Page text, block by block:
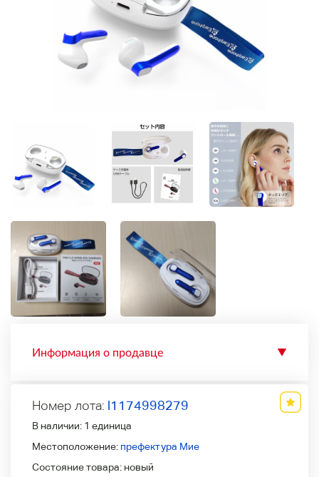
Информация о продавце ▼
Номер лота: l1174998279
В наличии: 1 единица
Местоположение: префектура Мие
Состояние товара: новый